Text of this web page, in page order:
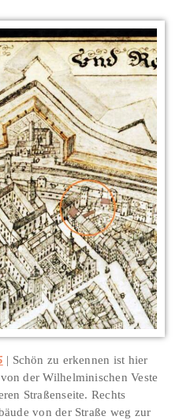
Schön zu erkennen ist hier
der Wilhelminischen Veste
Straßenseite. Rechts
von der Straße weg zur